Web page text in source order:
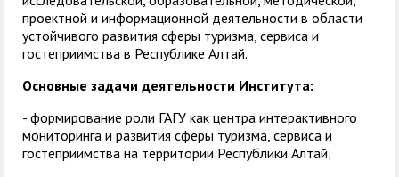
проектной и информационной деятельности в области
устойчивого развития сферы туризма, сервиса и
гостеприимства в Республике Алтай.
Основные задачи деятельности Института:
- формирование роли ГАГУ как центра интерактивного
мониторинга и развития сферы туризма, сервиса и
гостеприимства на территории Республики Алтай;